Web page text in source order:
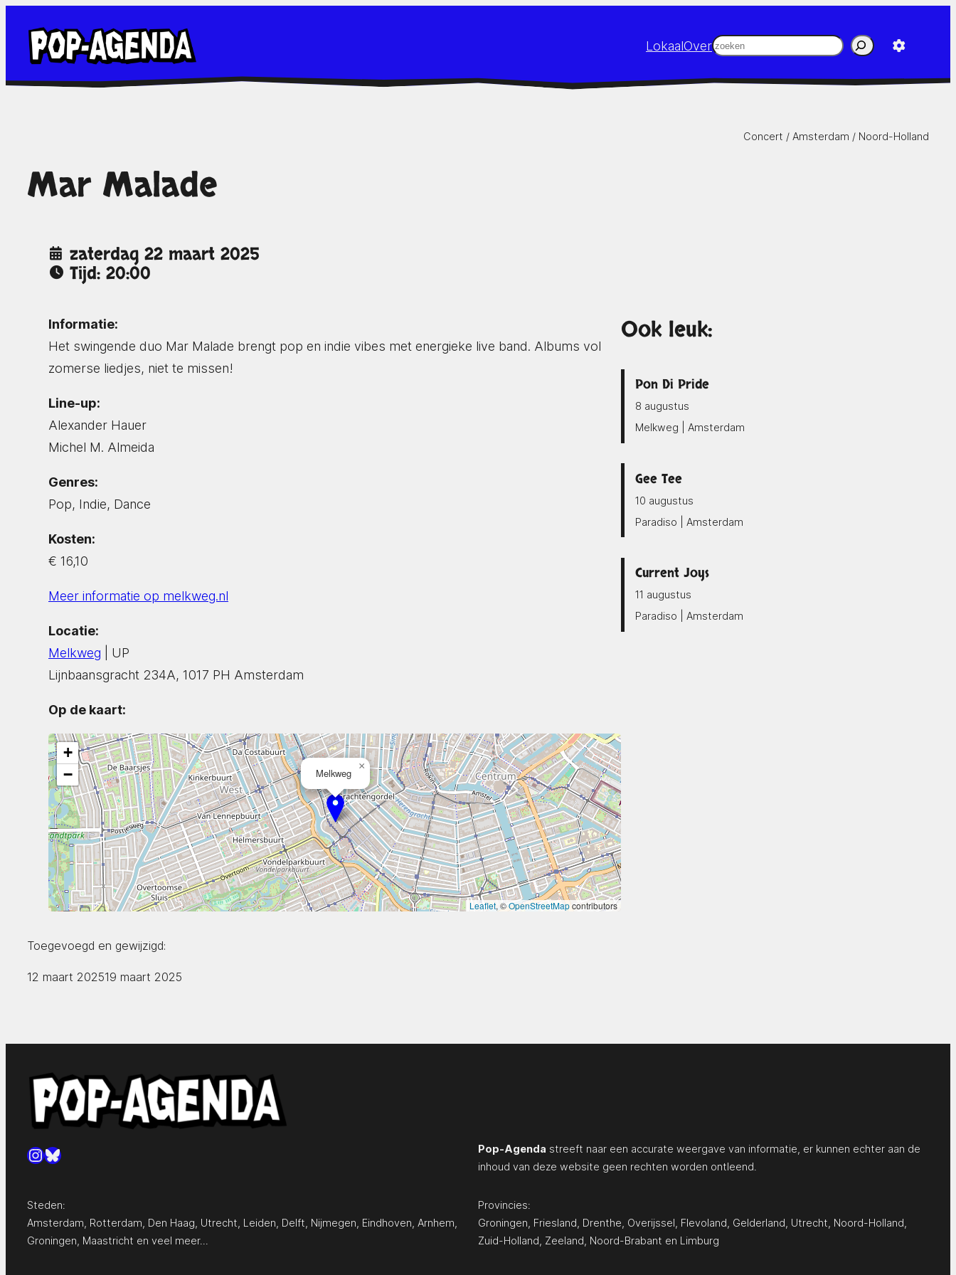
naar
inhoud
LokaalOverZoeken
Concert / Amsterdam / Noord-Holland
Mar Malade
zaterdag 22 maart 2025
Tijd: 20:00
Informatie:
Het swingende duo Mar Malade brengt pop en indie vibes met energieke live band. Albums vol
zomerse liedjes, niet te missen!
Line-up:
Alexander Hauer
Michel M. Almeida
Genres:
Pop, Indie, Dance
Kosten:
€ 16,10
Meer informatie op melkweg.nl
Locatie:
Melkweg | UP
Lijnbaansgracht 234A, 1017 PH Amsterdam
Op de kaart:
Melkweg
×
+
−
Leaflet, ©OpenStreetMapcontributors
Ook leuk:
Pon Di Pride
8 augustus
Melkweg | Amsterdam
Gee Tee
10 augustus
Paradiso | Amsterdam
Current Joys
11 augustus
Paradiso | Amsterdam
Toegevoegd en gewijzigd:
12 maart 202519 maart 2025
Instagram
Bluesky Pop-Agenda streeft naar een accurate weergave van informatie, er kunnen echter aan de
inhoud van deze website geen rechten worden ontleend.
Steden:
Amsterdam Rotterdam Den Haag Utrecht Leiden Delft Nijmegen Eindhoven Arnhem
Groningen Maastricht en veel meer…
Provincies:
Groningen Friesland Drenthe Overijssel Flevoland Gelderland Utrecht Noord-Holland
Zuid-Holland Zeeland Noord-Brabant en Limburg